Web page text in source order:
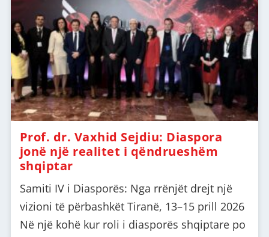
Prof. dr. Vaxhid Sejdiu: Diaspora
jonë një realitet i qëndrueshëm
shqiptar
Samiti IV i Diasporës: Nga rrënjët drejt një
vizioni të përbashkët Tiranë, 13–15 prill 2026
Në një kohë kur roli i diasporës shqiptare po